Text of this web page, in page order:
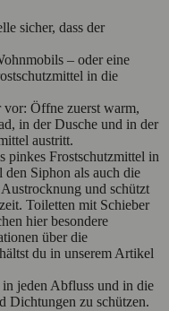
sicher, dass der
– oder eine
in die
Öffne zuerst warm,
in der Dusche und in der
austritt.
pinkes Frostschutzmittel in
Siphon als auch die
und schützt
Toiletten mit Schieber
hier besondere
über die
du in unserem Artikel
jeden Abfluss und in die
Dichtungen zu schützen.